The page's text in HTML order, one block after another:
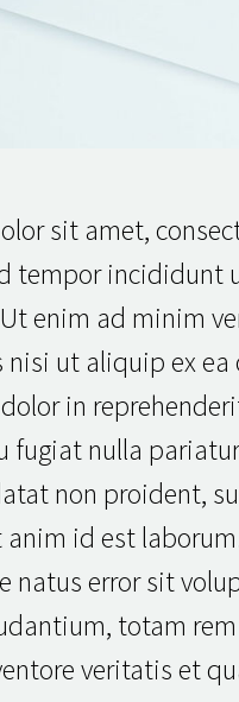
sit amet,
tempor incididunt
enim ad minim
ut aliquip ex
in
fugiat nulla
non proident,
id est
natus error sit
totam
veritatis et